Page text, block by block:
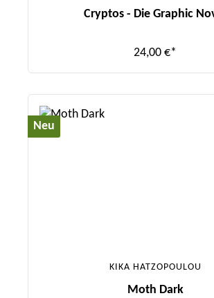
Cryptos - Die Graphic
24,00 €*
Neu
KIKA HATZOPOULOU
Moth Dark